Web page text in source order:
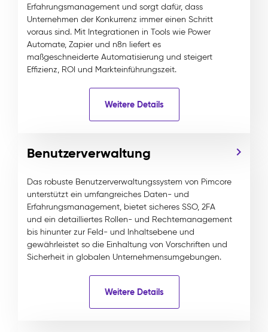
Erfahrungsmanagement und sorgt dafür, dass
Unternehmen der Konkurrenz immer einen Schritt
voraus sind. Mit Integrationen in Tools wie Power
Automate, Zapier und n8n liefert es
maßgeschneiderte Automatisierung und steigert
Effizienz, ROI und Markteinführungszeit.
Weitere Details
Benutzerverwaltung
Das robuste Benutzerverwaltungssystem von Pimcore
unterstützt ein umfangreiches Daten- und
Erfahrungsmanagement, bietet sicheres SSO, 2FA
und ein detailliertes Rollen- und Rechtemanagement
bis hinunter zur Feld- und Inhaltsebene und
gewährleistet so die Einhaltung von Vorschriften und
Sicherheit in globalen Unternehmensumgebungen.
Weitere Details